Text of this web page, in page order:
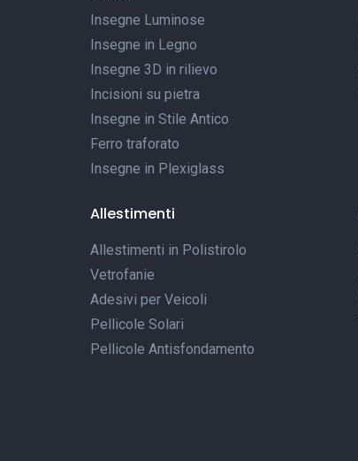
Insegne Luminose
Insegne in Legno
Insegne 3D in rilievo
Incisioni su pietra
Insegne in Stile Antico
Ferro traforato
Insegne in Plexiglass
Allestimenti
Allestimenti in Polistirolo
Vetrofanie
Adesivi per Veicoli
Pellicole Solari
Pellicole Antisfondamento